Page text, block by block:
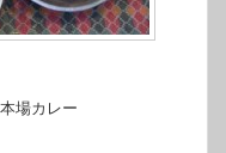
場カレー